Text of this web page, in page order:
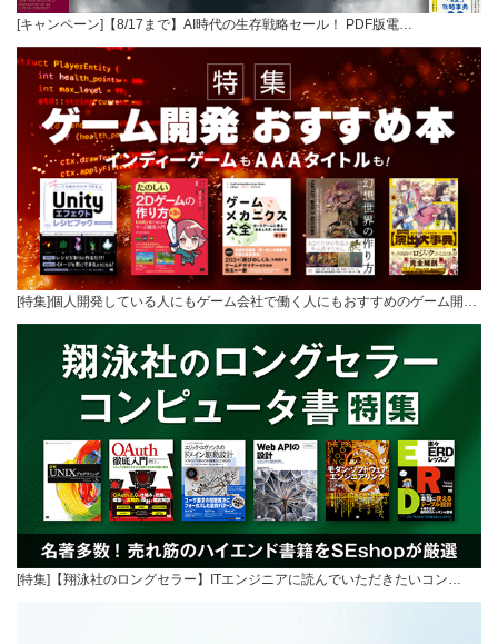
[キャンペーン]【8/17まで】AI時代の生存戦略セール！ PDF版電…
[特集]個人開発している人にもゲーム会社で働く人にもおすすめのゲーム開…
[特集]【翔泳社のロングセラー】ITエンジニアに読んでいただきたいコン…